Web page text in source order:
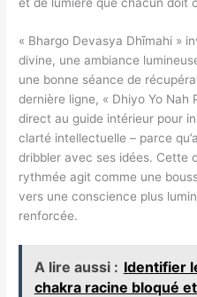
« Bhargo Devasya Dhīmahi »
divine, une ambiance
une bonne séance de
dernière ligne, « Dhiyo Yo Nah
direct au guide intérieur pour
clarté intellectuelle – parce
dribbler avec ses idées. Cette
rythmée agit comme une
vers une conscience plus
renforcée.
A lire aussi : Identifier
chakra racine bloqué